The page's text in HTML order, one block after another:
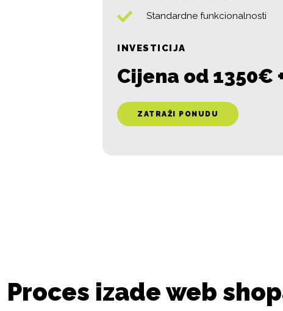
Standardne funkcionalnosti
INVESTICIJA
Cijena od 1350€
ZATRAŽI PONUDU
Proces izade web